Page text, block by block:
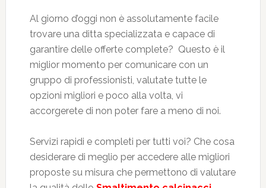
Al giorno d’oggi non è assolutamente facile
trovare una ditta specializzata e capace di
garantire delle offerte complete? Questo è il
miglior momento per comunicare con un
gruppo di professionisti, valutate tutte le
opzioni migliori e poco alla volta, vi
accorgerete di non poter fare a meno di noi.
Servizi rapidi e completi per tutti voi? Che cosa
desiderare di meglio per accedere alle migliori
proposte su misura che permettono di valutare